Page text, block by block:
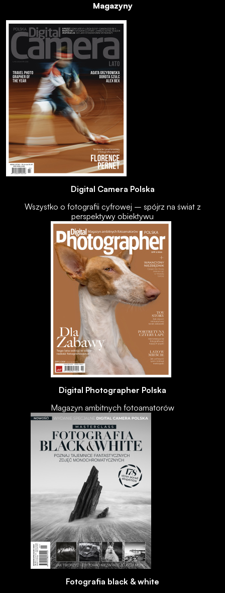
Magazyny
Digital Camera Polska
Wszystko o fotografii cyfrowej – spójrz na świat z
perspektywy obiektywu
Digital Photographer Polska
Magazyn ambitnych fotoamatorów
Fotografia black & white